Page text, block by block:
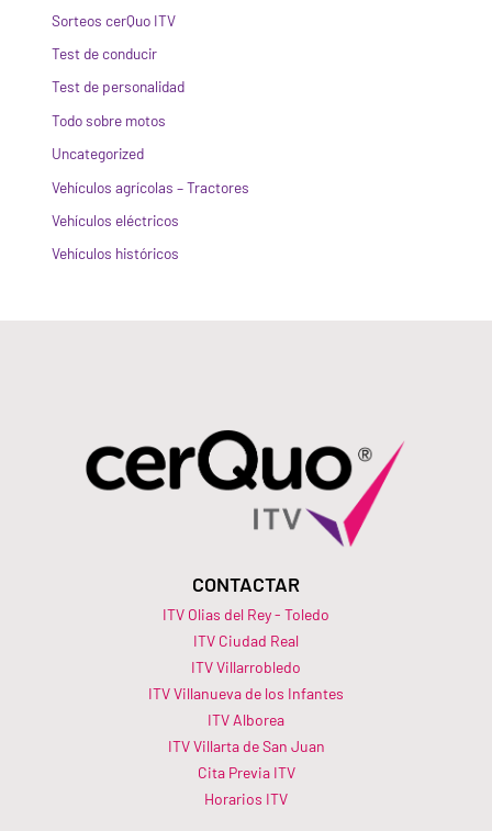
Sorteos cerQuo ITV
Test de conducir
Test de personalidad
Todo sobre motos
Uncategorized
Vehículos agrícolas – Tractores
Vehículos eléctricos
Vehículos históricos
CONTACTAR
ITV Olias del Rey - Toledo
ITV Ciudad Real
ITV Villarrobledo
ITV Villanueva de los Infantes
ITV Alborea
ITV Villarta de San Juan
Cita Previa ITV
Horarios ITV​